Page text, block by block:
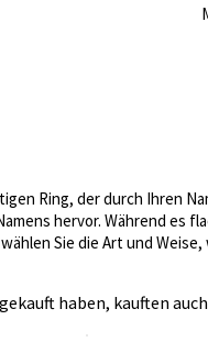
Ring, der durch Ihren
hervor. Während es
Sie die Art und
haben, kauften